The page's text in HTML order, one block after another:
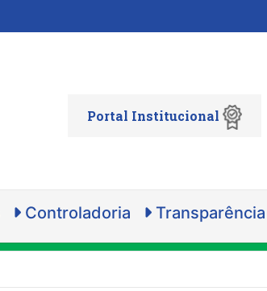
Portal Institucional
Controladoria Transparência